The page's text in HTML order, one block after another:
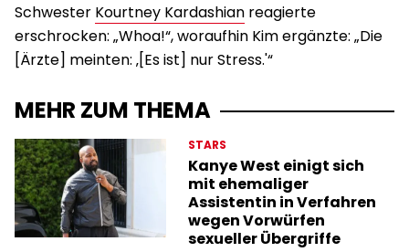
Schwester Kourtney Kardashian reagierte
erschrocken: „Whoa!“, woraufhin Kim ergänzte: „Die
[Ärzte] meinten: ‚[Es ist] nur Stress.'“
MEHR ZUM THEMA
STARS
Kanye West einigt sich
mit ehemaliger
Assistentin in Verfahren
wegen Vorwürfen
sexueller Übergriffe